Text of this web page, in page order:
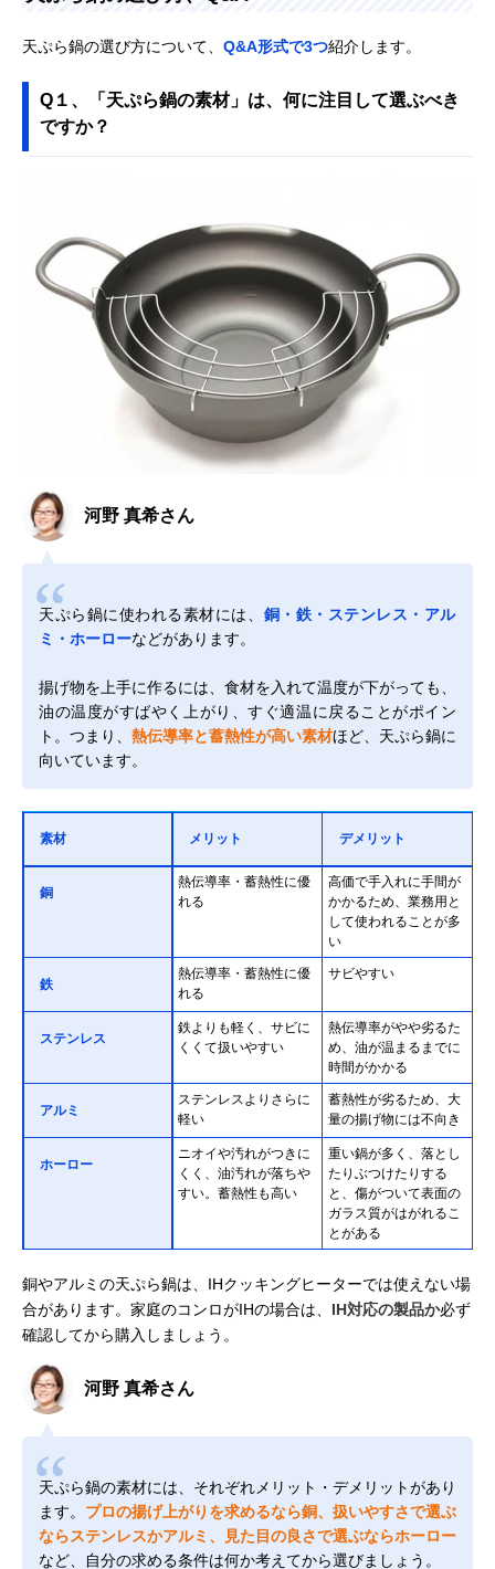
天ぷら鍋の選び方について、 Q&A形式で3つ紹介します。
Q１、「天ぷら鍋の素材」は、何に注目して選ぶべき
ですか？
河野 真希さん
天ぷら鍋に使われる素材には、 銅・鉄・ステンレス・アル
ミ・ホーローなどがあります。
揚げ物を上手に作るには、食材を入れて温度が下がっても、
油の温度がすばやく上がり、すぐ適温に戻ることがポイン
ト。つまり、 熱伝導率と蓄熱性が高い素材ほど、天ぷら鍋に
向いています。
素材 メリット デメリット
銅
熱伝導率・蓄熱性に優
れる
高価で手入れに手間が
かかるため、業務用と
して使われることが多
い
鉄
熱伝導率・蓄熱性に優
れる
サビやすい
ステンレス
鉄よりも軽く、サビに
くくて扱いやすい
熱伝導率がやや劣るた
め、油が温まるまでに
時間がかかる
アルミ
ステンレスよりさらに
軽い
蓄熱性が劣るため、大
量の揚げ物には不向き
ホーロー
ニオイや汚れがつきに
くく、油汚れが落ちや
すい。蓄熱性も高い
重い鍋が多く、落とし
たりぶつけたりする
と、傷がついて表面の
ガラス質がはがれるこ
とがある
銅やアルミの天ぷら鍋は、IHクッキングヒーターでは使えない場
合があります。家庭のコンロがIHの場合は、 IH対応の製品か必ず
確認してから購入しましょう。
河野 真希さん
天ぷら鍋の素材には、それぞれメリット・デメリットがあり
ます。 プロの揚げ上がりを求めるなら銅、扱いやすさで選ぶ
ならステンレスかアルミ、見た目の良さで選ぶならホーロー
など、自分の求める条件は何か考えてから選びましょう。